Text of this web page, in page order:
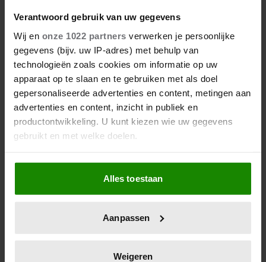
Verantwoord gebruik van uw gegevens
Wij en onze 1022 partners verwerken je persoonlijke
gegevens (bijv. uw IP-adres) met behulp van
technologieën zoals cookies om informatie op uw
apparaat op te slaan en te gebruiken met als doel
gepersonaliseerde advertenties en content, metingen aan
advertenties en content, inzicht in publiek en
productontwikkeling. U kunt kiezen wie uw gegevens
gebruikt en met welke doelen.
Als u het toestaat, willen we ook graag:
Informatie verzamelen over uw geografische
locatie, die tot een paar meter nauwkeurig kan zijn
scannen op specifieke eigenschappen (fingerprinting)
verwerkt en stel uw voorkeuren in het
Alles toestaan
Aanpassen
Weigeren